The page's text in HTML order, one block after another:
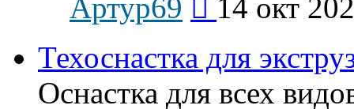
Артур69
последнему
14 окт
Техоснастка для
Оснастка для всех